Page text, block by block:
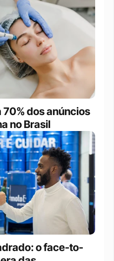
dos anúncios
no Brasil
o face-to-